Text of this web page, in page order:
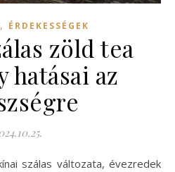
, ÉRDEKESSÉGEK
zöld tea
hatásai az